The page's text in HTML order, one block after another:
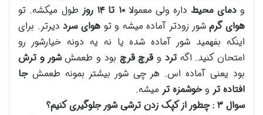
ودمای محیط داره ولی معمولا۱۰ تا ۱۴ روز طول میکشه. تو
هوای گرمشور زودتر آماده میشه و توهوای سرددیرتر. برای
اینکه بفهمید شور آماده شده یا نه یه دونه خیارشور رو
امتحان کنید. اگهترد وقرچ قرچ بود و طعمششور و ترش
بود یعنی آماده اس. هر چی شور بیشتر بمونه طعمشجا
افتاده تر وخوشمزه تر میشه.
سوال ۳ : چطور از کپک زدن ترشی شور جلوگیری کنیم؟